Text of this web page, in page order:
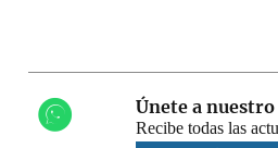
Únete a
Recibe todas las